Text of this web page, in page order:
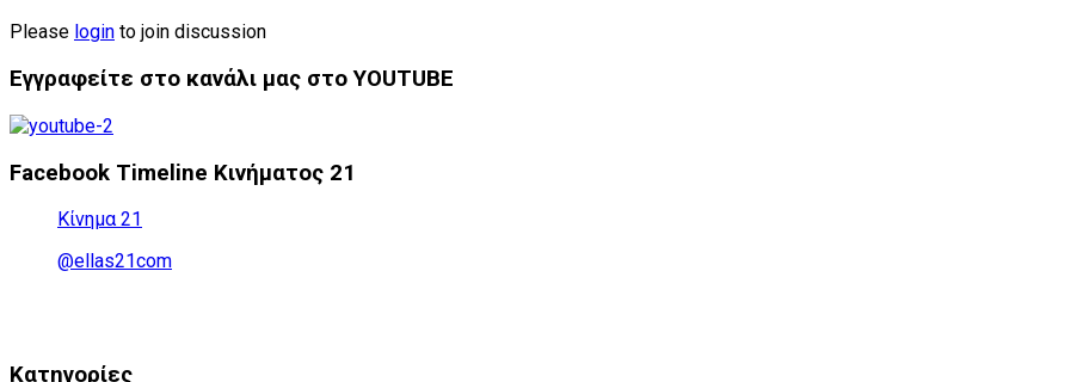
Please login to join discussion
Εγγραφείτε στο κανάλι μας στο YOUTUBE
Facebook Timeline Κινήματος 21
Κίνημα 21
@ellas21com
Kατηγορίες